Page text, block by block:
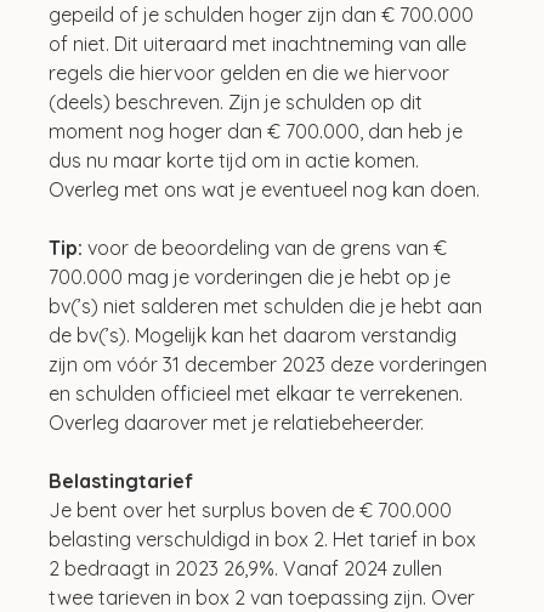
gepeild of je schulden hoger zijn dan € 700.000
of niet. Dit uiteraard met inachtneming van alle
regels die hiervoor gelden en die we hiervoor
(deels) beschreven. Zijn je schulden op dit
moment nog hoger dan € 700.000, dan heb je
dus nu maar korte tijd om in actie komen.
Overleg met ons wat je eventueel nog kan doen.
Tip: voor de beoordeling van de grens van €
700.000 mag je vorderingen die je hebt op je
bv(’s) niet salderen met schulden die je hebt aan
de bv(’s). Mogelijk kan het daarom verstandig
zijn om vóór 31 december 2023 deze vorderingen
en schulden officieel met elkaar te verrekenen.
Overleg daarover met je relatiebeheerder.
Belastingtarief
Je bent over het surplus boven de € 700.000
belasting verschuldigd in box 2. Het tarief in box
2 bedraagt in 2023 26,9%. Vanaf 2024 zullen
twee tarieven in box 2 van toepassing zijn. Over